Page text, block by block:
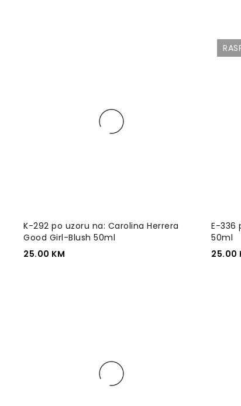
K-292 po uzoru na: Carolina Herrera
Good Girl-Blush 50ml
25.00 KM
E-336
50ml
25.00